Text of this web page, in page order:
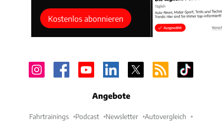
Kostenlos abonnieren
Angebote
Fahrtrainings Podcast Newsletter Autovergleich